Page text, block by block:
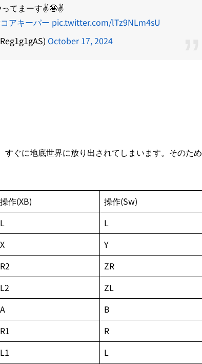
ってまーす✌️🤪✌️
アキーパー pic.twitter.com/lTz9NLm4sU
October 17, 2024
ぐに地底世界に放り出されてしまいます。そのため
操作(XB)
操作(Sw)
L
L
X
Y
R2
ZR
L2
ZL
A
B
R1
R
L1 L